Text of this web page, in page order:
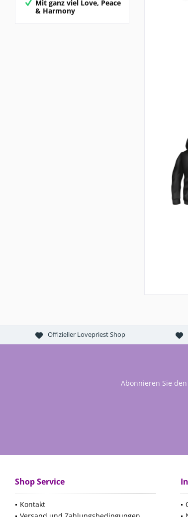
Mit ganz viel Love, Peace
& Harmony
Offizieller Lovepriest Shop
Abonnieren Sie
Shop Service
Kontakt